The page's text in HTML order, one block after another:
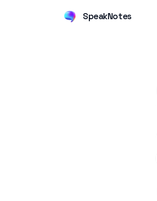
SpeakNotes